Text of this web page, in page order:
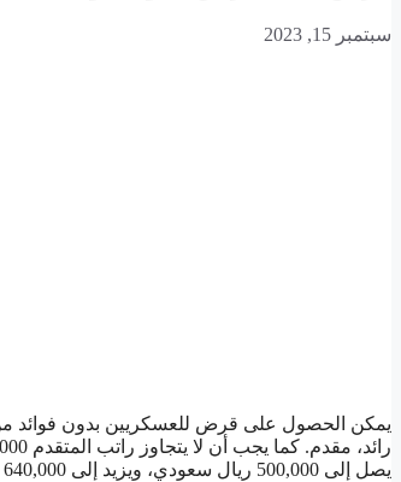
سبتمبر 15, 2023
يمكن الحصول على قرض للعسكريين بدون فوائد من
رائد، مقدم. كما يجب أن لا يتجاوز راتب المتقدم 14,000 ريال سعودي. هذا ويمكن للمتقدمين من هذه الرتب الحصول على
يصل إلى 500,000 ريال سعودي، ويزيد إلى 640,000 ريال للعسكريين برتبة عقيد أو فريق.